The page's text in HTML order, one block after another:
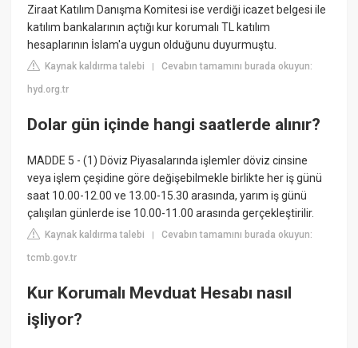
Ziraat Katılım Danışma Komitesi ise verdiği icazet belgesi ile
katılım bankalarının açtığı kur korumalı TL katılım
hesaplarının İslam'a uygun olduğunu duyurmuştu.
Kaynak kaldırma talebi |Cevabın tamamını burada okuyun:
hyd.org.tr
Dolar gün içinde hangi saatlerde alınır?
MADDE 5 - (1) Döviz Piyasalarında işlemler döviz cinsine
veya işlem çeşidine göre değişebilmekle birlikte her iş günü
saat 10.00-12.00 ve 13.00-15.30 arasında, yarım iş günü
çalışılan günlerde ise 10.00-11.00 arasında gerçekleştirilir.
Kaynak kaldırma talebi |Cevabın tamamını burada okuyun:
tcmb.gov.tr
Kur Korumalı Mevduat Hesabı nasıl
işliyor?